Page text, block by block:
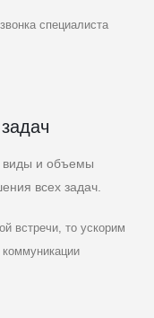
специалиста
виды и объемы
всех задач.
встречи, то ускорим